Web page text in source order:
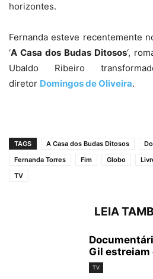
horizontes.
Fernanda esteve recentemente
‘A Casa dos Budas Ditosos‘,
Ubaldo Ribeiro
diretor Domingos de Oliveira.
TAGS A Casa dos Budas Ditosos
Fernanda Torres
Fim Globo
TV
LEIA
Gil estreiam
TV